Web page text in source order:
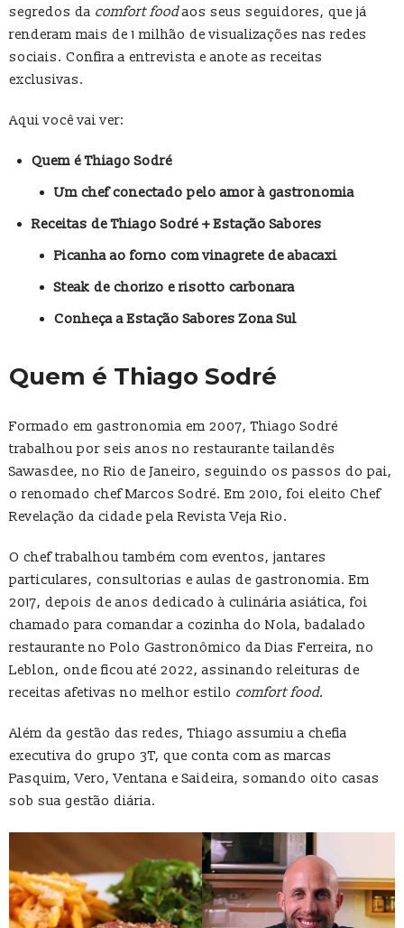
segredos da comfort foodaos seus seguidores, que já
renderam mais de 1 milhão de visualizações nas redes
sociais. Confira a entrevista e anote as receitas
exclusivas.
Aqui você vai ver:
Quem é Thiago Sodré
Um chef conectado pelo amor à gastronomia
Receitas de Thiago Sodré + Estação Sabores
Picanha ao forno com vinagrete de abacaxi
Steak de chorizo e risotto carbonara
Conheça a Estação Sabores Zona Sul
Quem é Thiago Sodré
Formado em gastronomia em 2007, Thiago Sodré
trabalhou por seis anos no restaurante tailandês
Sawasdee, no Rio de Janeiro, seguindo os passos do pai,
o renomado chef Marcos Sodré. Em 2010, foi eleito Chef
Revelação da cidade pela Revista Veja Rio.
O chef trabalhou também com eventos, jantares
particulares, consultorias e aulas de gastronomia. Em
2017, depois de anos dedicado à culinária asiática, foi
chamado para comandar a cozinha do Nola, badalado
restaurante no Polo Gastronômico da Dias Ferreira, no
Leblon, onde ficou até 2022, assinando releituras de
receitas afetivas no melhor estilo comfort food.
Além da gestão das redes, Thiago assumiu a chefia
executiva do grupo 3T, que conta com as marcas
Pasquim, Vero, Ventana e Saideira, somando oito casas
sob sua gestão diária.